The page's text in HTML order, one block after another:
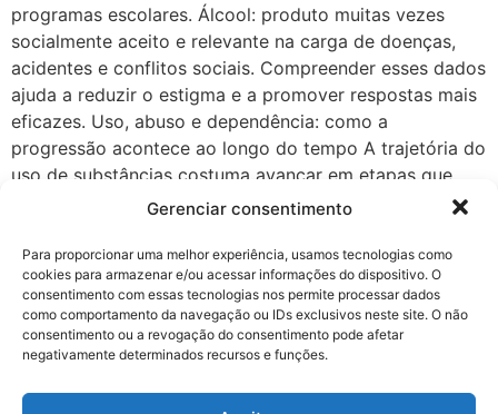
Gerenciar consentimento
Para proporcionar uma melhor experiência, usamos tecnologias como
cookies para armazenar e/ou acessar informações do dispositivo. O
consentimento com essas tecnologias nos permite processar dados
como comportamento da navegação ou IDs exclusivos neste site. O não
consentimento ou a revogação do consentimento pode afetar
negativamente determinados recursos e funções.
programas escolares. Álcool: produto muitas vezes
socialmente aceito e relevante na carga de doenças,
acidentes e conflitos sociais. Compreender esses dados
ajuda a reduzir o estigma e a promover respostas mais
eficazes. Uso, abuso e dependência: como a
progressão acontece ao longo do tempo A trajetória do
uso de substâncias costuma avançar em etapas que
exigem atenção precoce. Nós explicamos cada fase
Refere-se a consumo esporádico ou social. Muitas
pessoas bebem ou experimentam drogas sem prejuízo
imediato. Abuso Há um aumento na frequência e
surgem os primeiros prejuízos na rotina. Trabalho,
estudo ou relacionamentos passam a sofrer.
Dependência Nesta fase há perda de controle,